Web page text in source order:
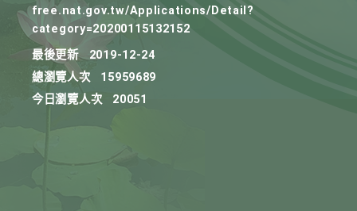
free.nat.gov.tw/Applications/Detail?
category=20200115132152
最後更新
2019-12-24
總瀏覽人次
15959689
今日瀏覽人次
20051